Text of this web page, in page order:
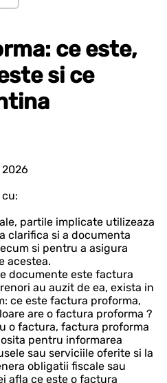
ce este,
si ce
partile implicate utilizeaza
clarifica si a documenta
si pentru a asigura
acestea.
documente este factura
au auzit de ea, exista in
ce este factura proforma,
are o factura proforma ?
o factura, factura proforma
pentru informarea
sau serviciile oferite si la
obligatii fiscale sau
afla ce este o factura